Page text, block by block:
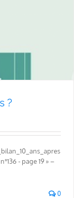
?
- page 19 » –
0